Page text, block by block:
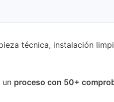
técnica, instalación
un proceso con 50+